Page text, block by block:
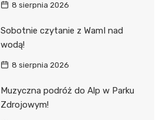
8 sierpnia 2026
Sobotnie czytanie z WamI nad
wodą!
8 sierpnia 2026
Muzyczna podróż do Alp w Parku
Zdrojowym!